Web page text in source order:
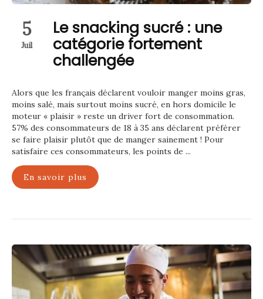
5
Juil
Le snacking sucré : une
catégorie fortement
challengée
Alors que les français déclarent vouloir manger moins gras,
moins salé, mais surtout moins sucré, en hors domicile le
moteur « plaisir » reste un driver fort de consommation.
57% des consommateurs de 18 à 35 ans déclarent préférer
se faire plaisir plutôt que de manger sainement ! Pour
satisfaire ces consommateurs, les points de ...
En savoir plus